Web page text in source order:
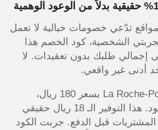
تدّعي خصومات خيالية لا تعمل
الشخصية، كود الخصم هذا
10% على إجمالي طلبك بدون تعقيدات. لا
أدنى غير واقعي.
عندما تشتري كريم La Roche-Posay بسعر 180 ريال،
ستدفع 162 ريال بعد الكود. هذا التوفير الـ 18 ريال حقيقي
قبل الدفع. جربت الكود